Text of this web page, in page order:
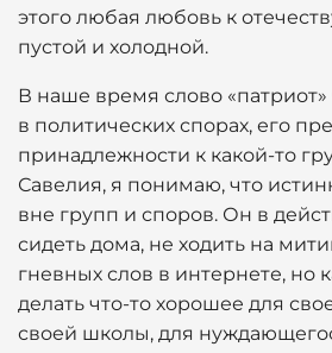
этого любая любовь к
пустой и холодной.
В наше время слово «патриот»
в политических спорах, его
принадлежности к какой-то
Савелия, я понимаю, что
вне групп и споров. Он в
сидеть дома, не ходить на
гневных слов в интернете, но
делать что-то хорошее для
своей школы, для